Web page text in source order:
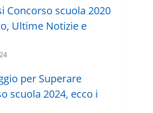
Concorso scuola 2020
Ultime Notizie e